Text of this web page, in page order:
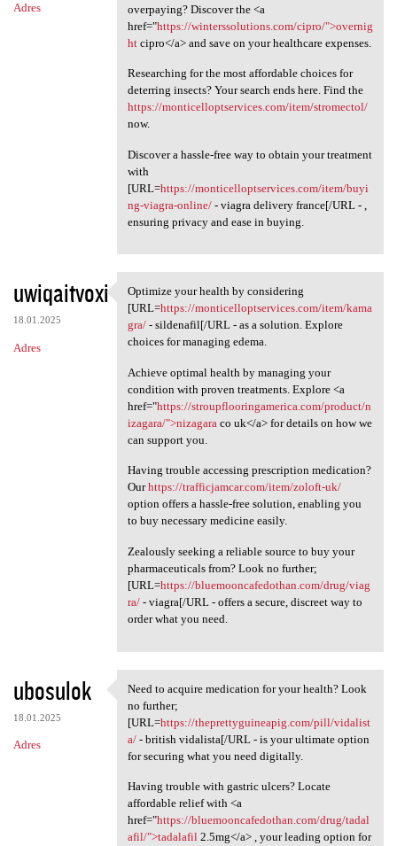
Adres
overpaying? Discover the <a
href="https://winterssolutions.com/cipro/">overnig
htcipro</a> and save on your healthcare expenses.
Researching for the most affordable choices for
deterring insects? Your search ends here. Find the
https://monticelloptservices.com/item/stromectol/
now.
Discover a hassle-free way to obtain your treatment
with
[URL=https://monticelloptservices.com/item/buyi
ng-viagra-online/- viagra delivery france[/URL - ,
ensuring privacy and ease in buying.
uwiqaitvoxi
18.01.2025
Adres
Optimize your health by
Optimize your health by considering
[URL=https://monticelloptservices.com/item/kama
gra/- sildenafil[/URL - as a solution. Explore
choices for managing edema.
Achieve optimal health by managing your
condition with proven treatments. Explore <a
href="https://stroupflooringamerica.com/product/n
izagara/">nizagara co uk</a> for details on how we
can support you.
Having trouble accessing prescription medication?
Ourhttps://trafficjamcar.com/item/zoloft-uk/
option offers a hassle-free solution, enabling you
to buy necessary medicine easily.
Zealously seeking a reliable source to buy your
pharmaceuticals from? Look no further;
[URL=https://bluemooncafedothan.com/drug/viag
ra/- viagra[/URL - offers a secure, discreet way to
order what you need.
ubosulok
18.01.2025
Adres
Need to acquire medication
Need to acquire medication for your health? Look
no further;
[URL=https://theprettyguineapig.com/pill/vidalist
a/- british vidalista[/URL - is your ultimate option
for securing what you need digitally.
Having trouble with gastric ulcers? Locate
affordable relief with <a
href="https://bluemooncafedothan.com/drug/tadal
afil/">tadalafil2.5mg</a> , your leading option for